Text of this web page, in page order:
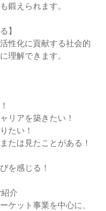
鍛えられます。
】
性化に貢献する社会的
理解できます。
リアを築きたい！
たい！
たは見たことがある！
を感じる！
介
ケット事業を中心に、